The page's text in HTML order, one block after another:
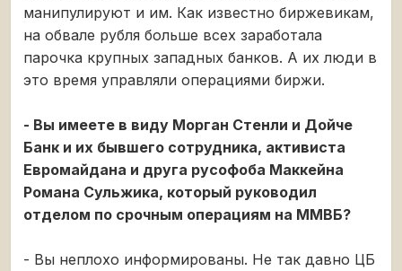
манипулируют и им. Как известно биржевикам,
на обвале рубля больше всех заработала
парочка крупных западных банков. А их люди в
это время управляли операциями биржи.
- Вы имеете в виду Морган Стенли и Дойче
Банк и их бывшего сотрудника, активиста
Евромайдана и друга русофоба Маккейна
Романа Сульжика, который руководил
отделом по срочным операциям на ММВБ?
- Вы неплохо информированы. Не так давно ЦБ